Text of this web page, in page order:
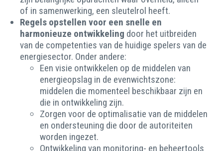
of in samenwerking, een sleutelrol heeft.
Regels opstellen voor een snelle en
harmonieuze ontwikkeling door het uitbreiden
van de competenties van de huidige spelers van de
energiesector. Onder andere:
Een visie ontwikkelen op de middelen van
energieopslag in de evenwichtszone:
middelen die momenteel beschikbaar zijn en
die in ontwikkeling zijn.
Zorgen voor de optimalisatie van de middelen
en ondersteuning die door de autoriteiten
worden ingezet.
Ontwikkeling van monitoring- en beheertools